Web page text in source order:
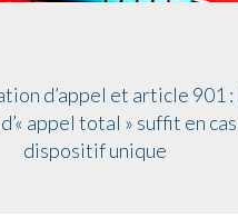
d’appel et article 901 :
appel total » suffit en
dispositif unique